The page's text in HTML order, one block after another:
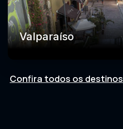
Valparaíso
Confira todos os destinos